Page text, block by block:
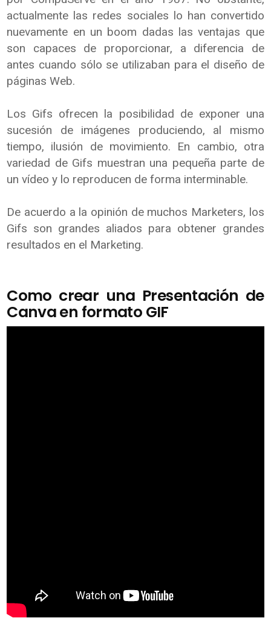
actualmente las redes sociales lo han convertido
nuevamente en un boom dadas las ventajas que
son capaces de proporcionar, a diferencia de
antes cuando sólo se utilizaban para el diseño de
páginas Web.
Los Gifs ofrecen la posibilidad de exponer una
sucesión de imágenes produciendo, al mismo
tiempo, ilusión de movimiento. En cambio, otra
variedad de Gifs muestran una pequeña parte de
un vídeo y lo reproducen de forma interminable.
De acuerdo a la opinión de muchos Marketers, los
Gifs son grandes aliados para obtener grandes
resultados en el Marketing.
Como crear una Presentación de
Canva en formato GIF